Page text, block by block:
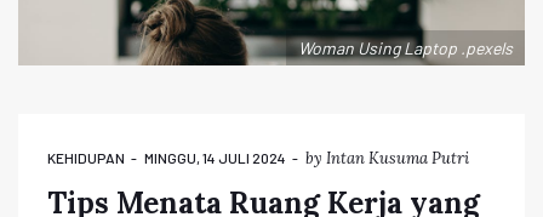
Woman Using Laptop .pexels
KEHIDUPAN MINGGU, 14 JULI 2024 by Intan Kusuma Putri
Tips Menata Ruang Kerja yang